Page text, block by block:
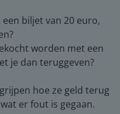
biljet van 20 euro,
worden met een
je dan teruggeven?
hoe ze geld terug
er fout is gegaan.